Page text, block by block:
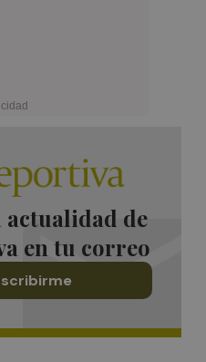
actualidad de
en tu correo